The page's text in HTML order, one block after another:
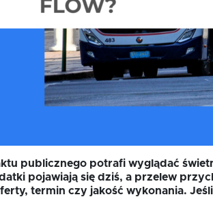
NGO/PES
publicznego potrafi wyglądać
pojawiają się dziś, a przelew
termin czy jakość wykonania.